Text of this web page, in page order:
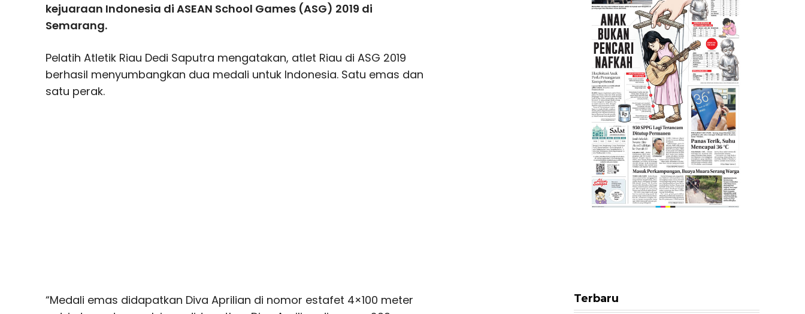
kejuaraan Indonesia di ASEAN School Games (ASG) 2019 di
Semarang.
Pelatih Atletik Riau Dedi Saputra mengatakan, atlet Riau di ASG 2019
berhasil menyumbangkan dua medali untuk Indonesia. Satu emas dan
satu perak.
“Medali emas didapatkan Diva Aprilian di nomor estafet 4×100 meter
Terbaru